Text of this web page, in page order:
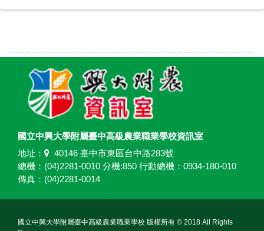
國立中興大學附屬臺中高級農業職業學校資訊室
地址：
40146 臺中市東區台中路283號
總機：(04)2281-0010 分機:850 行動總機：0934-180-010
傳真：(04)2281-0014
國立中興大學附屬臺中高級農業職業學校 版權所有 © 2018 All Rights